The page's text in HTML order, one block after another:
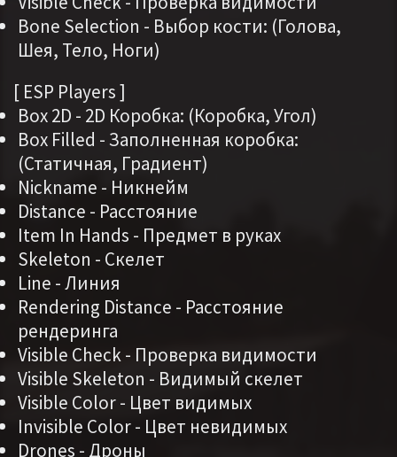
Bone Selection - Выбор кости: (Голова,
Шея, Тело, Ноги)
[ ESP Players ]
Box 2D - 2D Коробка: (Коробка, Угол)
Box Filled - Заполненная коробка:
(Статичная, Градиент)
Nickname - Никнейм
Distance - Расстояние
Item In Hands - Предмет в руках
Skeleton - Скелет
Line - Линия
Rendering Distance - Расстояние
рендеринга
Visible Check - Проверка видимости
Visible Skeleton - Видимый скелет
Visible Color - Цвет видимых
Invisible Color - Цвет невидимых
Drones - Дроны